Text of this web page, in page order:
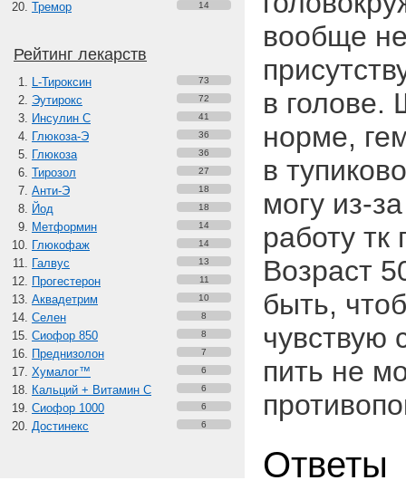
Тремор 14
Рейтинг лекарств
L-Тироксин 73
Эутирокс 72
Инсулин С 41
Глюкоза-Э 36
Глюкоза 36
Тирозол 27
Анти-Э 18
Йод 18
Метформин 14
Глюкофаж 14
Галвус 13
Прогестерон 11
Аквадетрим 10
Селен 8
Сиофор 850 8
Преднизолон 7
Хумалог™ 6
Кальций + Витамин C 6
Сиофор 1000 6
Достинекс 6
вообще
в голове.
норме,
в
могу из-
работу тк
Возраст
быть,
чувствую
пить не
Ответы